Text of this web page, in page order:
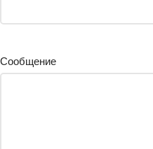
Сообщение